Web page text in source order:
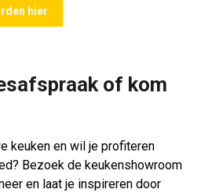
hier
of kom
keuken en wil je profiteren
? Bezoek de keukenshowroom
en laat je inspireren door